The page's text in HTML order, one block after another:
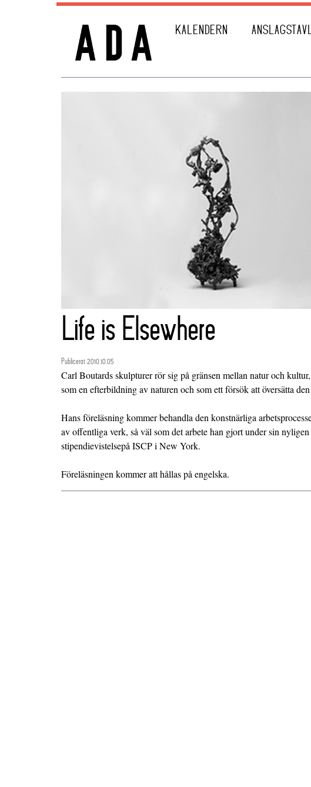
KALENDERN
Life is Elsewhere
Publicerat 2010.10.05
Carl Boutards skulpturer rör sig på gränsen mellan natur och
som en efterbildning av naturen och som ett försök att översätta
Hans föreläsning kommer behandla den konstnärliga
av offentliga verk, så väl som det arbete han gjort under sin
stipendievistelsepå ISCP i New York.
Föreläsningen kommer att hållas på engelska.